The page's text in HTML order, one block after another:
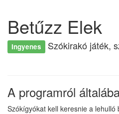
Betűzz Elek
Ingyenes Szókirakó játék,
A programról
Szókígyókat kell keresnie a lehulló